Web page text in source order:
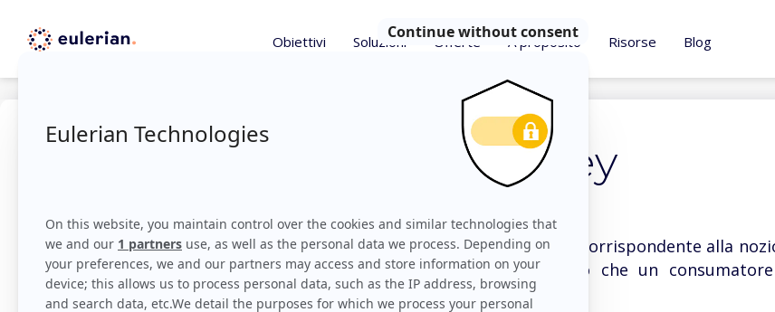
Obiettivi Soluzioni Offerte A proposito Risorse Blog
Customer Journey
Il Customer Journey è un’espressione inglese corrispondente alla
di percorso cliente. È il percorso completo che un
processo di acquisto di un bene o servizio.